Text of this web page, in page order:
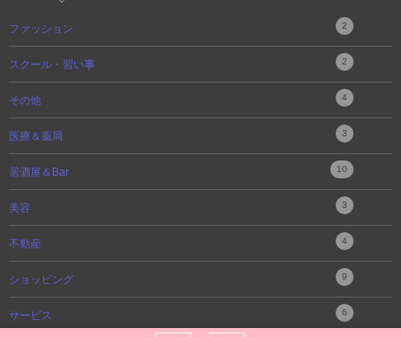
ファッション 2
スクール・習い事 2
その他 4
医療＆薬局 3
居酒屋＆Bar 10
美容 3
不動産 4
ショッピング 9
サービス 6